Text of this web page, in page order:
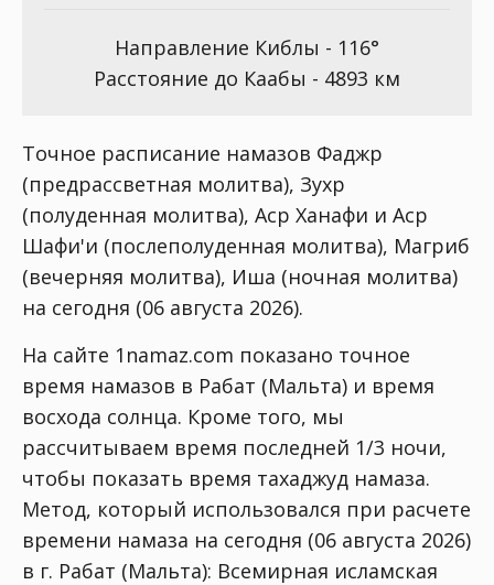
Направление Киблы - 116°
Расстояние до Каабы - 4893 км
Точное расписание намазов Фаджр
(предрассветная молитва), Зухр
(полуденная молитва), Аср Ханафи и Аср
Шафи'и (послеполуденная молитва), Магриб
(вечерняя молитва), Иша (ночная молитва)
на сегодня (06 августа 2026).
На сайте 1namaz.com показано точное
время намазов в Рабат (Мальта) и время
восхода солнца. Кроме того, мы
рассчитываем время последней 1/3 ночи,
чтобы показать время тахаджуд намаза.
Метод, который использовался при расчете
времени намаза на сегодня (06 августа 2026)
в г. Рабат (Мальта): Всемирная исламская